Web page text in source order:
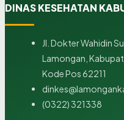
DINAS KESEHATAN
Jl. Dokter Wahidin
Lamongan,
Kode Pos 62211
(0322) 321338